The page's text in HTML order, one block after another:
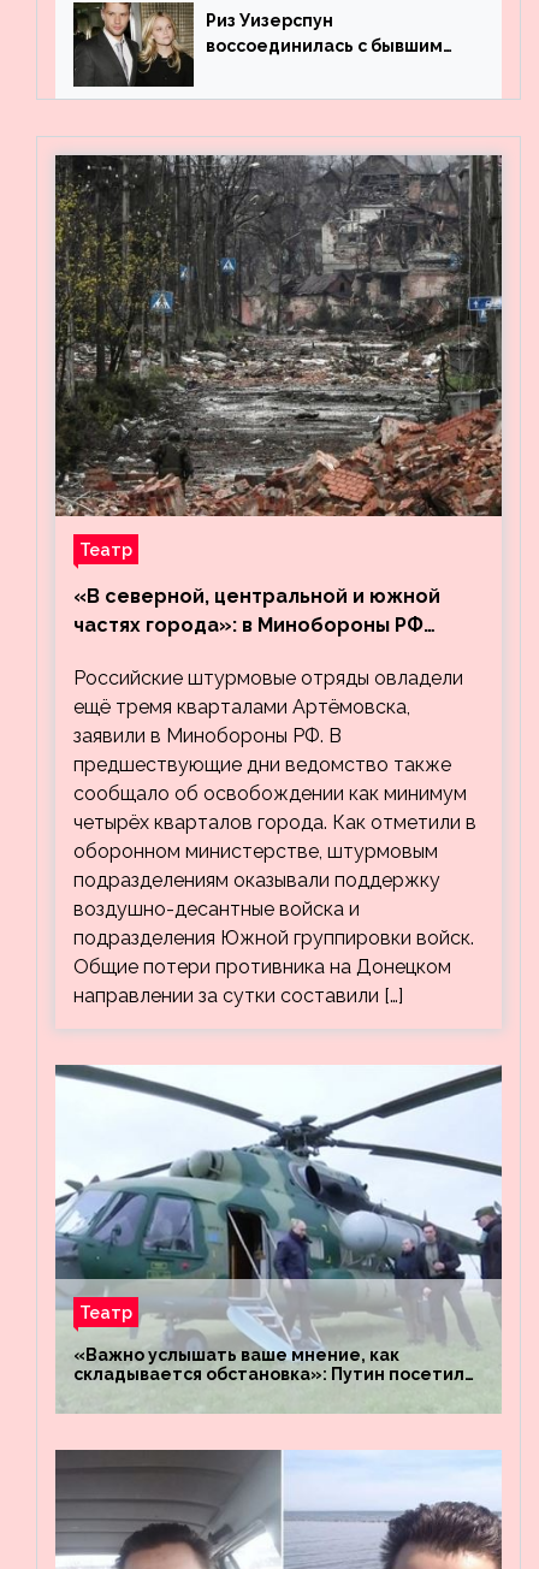
Риз Уизерспун
воссоединилась с бывшим
Театр
«В северной, центральной и южной
частях города»: в Минобороны РФ
кварталов Артёмовска
Российские штурмовые отряды овладели
ещё тремя кварталами Артёмовска,
заявили в Минобороны РФ. В
предшествующие дни ведомство также
сообщало об освобождении как минимум
четырёх кварталов города. Как отметили в
оборонном министерстве, штурмовым
подразделениям оказывали поддержку
воздушно-десантные войска и
подразделения Южной группировки войск.
Общие потери противника на Донецком
направлении за сутки составили […]
Театр
«Важно услышать ваше мнение, как
складывается обстановка»: Путин посетил
«Восток»